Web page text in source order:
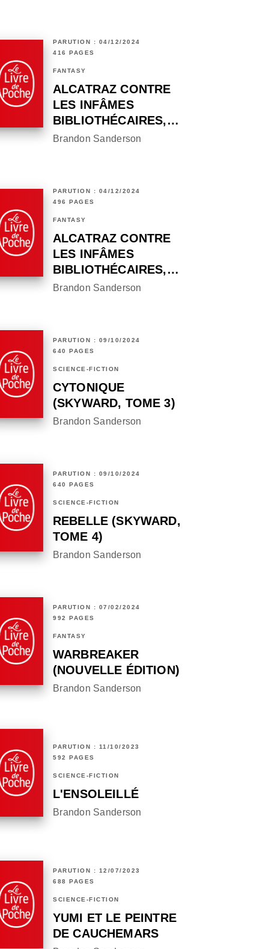
PARUTION : 04/12/2024
416 PAGES
FANTASY
ALCATRAZ CONTRE
LES INFÂMES
BIBLIOTHÉCAIRES,…
Brandon Sanderson
PARUTION : 04/12/2024
496 PAGES
FANTASY
ALCATRAZ CONTRE
LES INFÂMES
BIBLIOTHÉCAIRES,…
Brandon Sanderson
PARUTION : 09/10/2024
640 PAGES
SCIENCE-FICTION
CYTONIQUE
(SKYWARD, TOME 3)
Brandon Sanderson
PARUTION : 09/10/2024
640 PAGES
SCIENCE-FICTION
REBELLE (SKYWARD,
TOME 4)
Brandon Sanderson
PARUTION : 07/02/2024
992 PAGES
FANTASY
WARBREAKER
(NOUVELLE ÉDITION)
Brandon Sanderson
PARUTION : 11/10/2023
592 PAGES
SCIENCE-FICTION
L'ENSOLEILLÉ
Brandon Sanderson
PARUTION : 12/07/2023
688 PAGES
SCIENCE-FICTION
YUMI ET LE PEINTRE
DE CAUCHEMARS